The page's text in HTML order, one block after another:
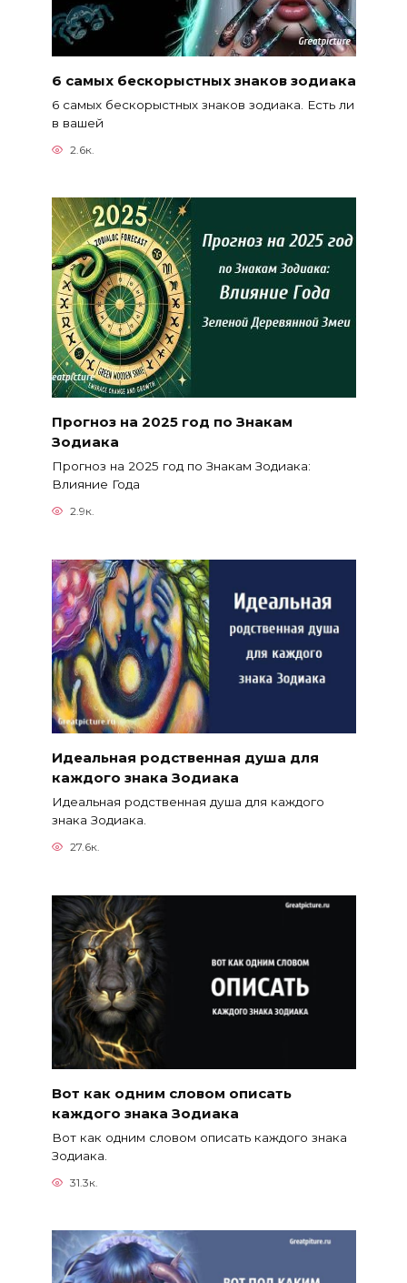
6 самых бескорыстных знаков зодиака
6 самых бескорыстных знаков зодиака. Есть ли
в вашей
2.6к.
Прогноз на 2025 год по Знакам
Зодиака
Прогноз на 2025 год по Знакам Зодиака:
Влияние Года
2.9к.
Идеальная родственная душа для
каждого знака Зодиака
Идеальная родственная душа для каждого
знака Зодиака.
27.6к.
Вот как одним словом описать
каждого знака Зодиака
Вот как одним словом описать каждого знака
Зодиака.
31.3к.